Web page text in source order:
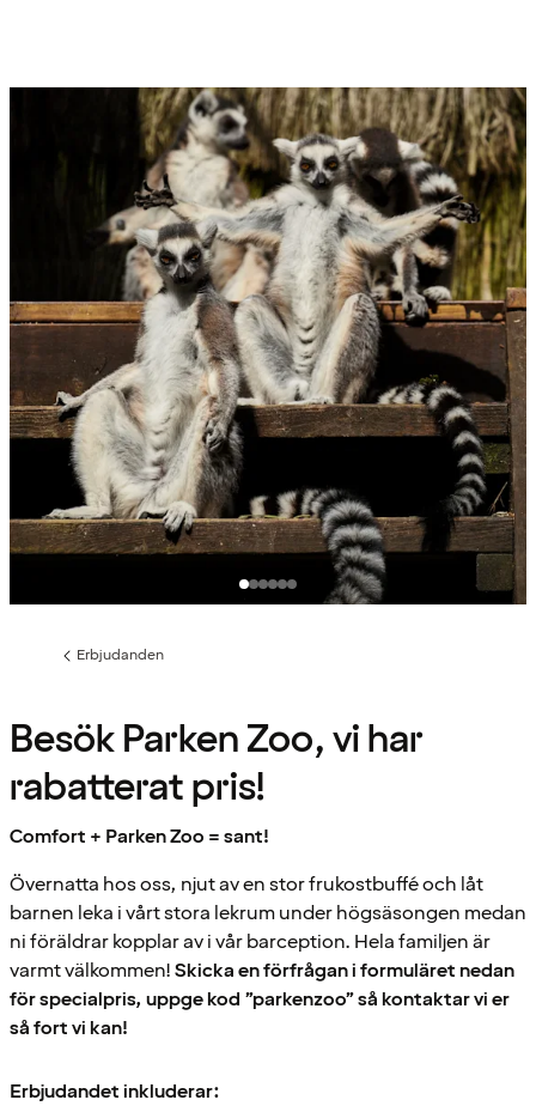
Föregående
Erbjudanden
Besök Parken Zoo, vi har
rabatterat pris!
Comfort + Parken Zoo = sant!
Övernatta hos oss, njut av en stor frukostbuffé och låt
barnen leka i vårt stora lekrum under högsäsongen medan
ni föräldrar kopplar av i vår barception. Hela familjen är
varmt välkommen!Skicka en förfrågan i formuläret nedan
för specialpris, uppge kod ”parkenzoo” så kontaktar vi er
så fort vi kan!
Erbjudandet inkluderar: